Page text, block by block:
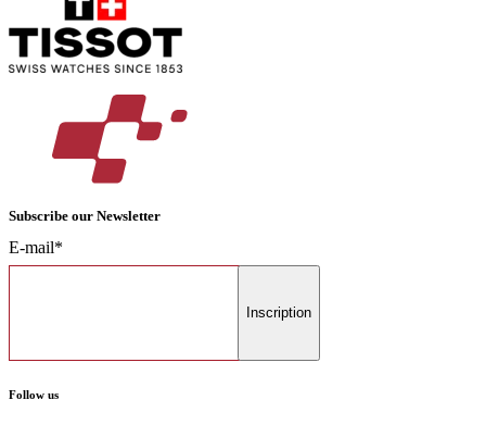
Subscribe our Newsletter
E-mail*
Inscription
Follow us